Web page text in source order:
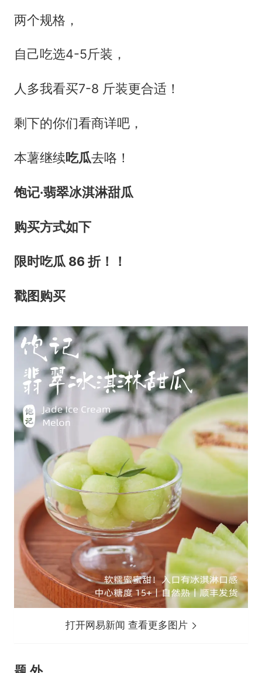
两个规格，
自己吃选4-5斤装，
人多我看买7-8 斤装更合适！
剩下的你们看商详吧，
本薯继续吃瓜去咯！
饱记·翡翠冰淇淋甜瓜
购买方式如下
限时吃瓜 86 折！！
戳图购买
打开网易新闻 查看更多图片